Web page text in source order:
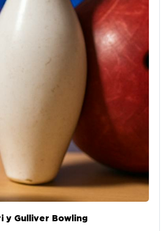
у Gulliver Bowling